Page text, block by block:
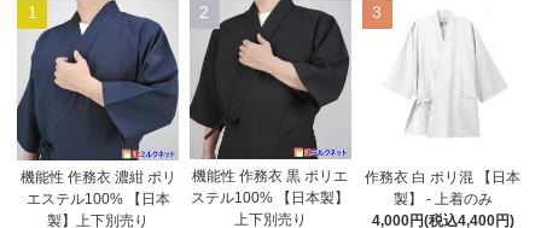
1
機能性 作務衣 濃紺 ポリ
エステル100% 【日本
製】上下別売り
2
機能性 作務衣 黒 ポリエ
ステル100% 【日本製】
上下別売り
3
作務衣 白 ポリ混 【日本
製】 - 上着のみ
4,000円(税込4,400円)